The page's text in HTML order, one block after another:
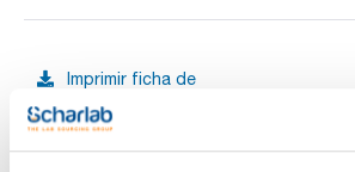
Imprimir ficha de
Características
Capacidad (ml) : 1000
Tiosulfato (mg/l) : -